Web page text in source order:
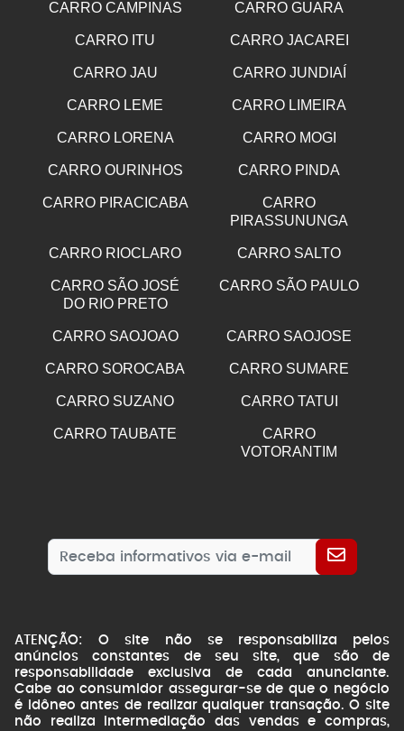
CARRO CAMPINAS CARRO GUARA
CARRO ITU CARRO JACAREI
CARRO JAU CARRO JUNDIAÍ
CARRO LEME CARRO LIMEIRA
CARRO LORENA CARRO MOGI
CARRO OURINHOS CARRO PINDA
CARRO PIRACICABA
CARRO
PIRASSUNUNGA
CARRO RIOCLARO CARRO SALTO
CARRO SÃO JOSÉ
DO RIO PRETO
CARRO SÃO PAULO
CARRO SAOJOAO CARRO SAOJOSE
CARRO SOROCABA CARRO SUMARE
CARRO SUZANO CARRO TATUI
CARRO TAUBATE
CARRO
VOTORANTIM
ATENÇÃO: O site não se responsabiliza pelos
anúncios constantes de seu site, que são de
responsabilidade exclusiva de cada anunciante.
Cabe ao consumidor assegurar-se de que o negócio
é idôneo antes de realizar qualquer transação. O site
não realiza intermediação das vendas e compras,